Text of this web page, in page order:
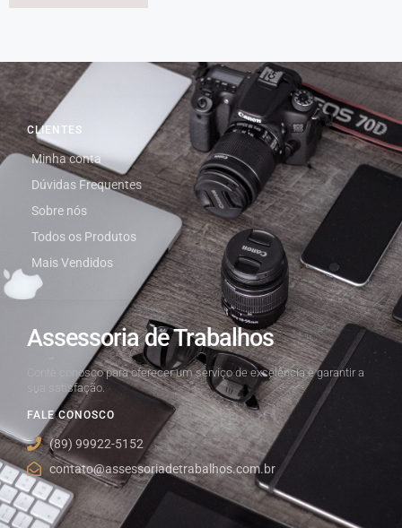
Assessoria de Trabalhos
Conte conosco para oferecer um serviço de excelência e garantir a
sua satisfação.
FALE CONOSCO
(89) 99922-5152
contato@assessoriadetrabalhos.com.br
CLIENTES
Minha conta
Dúvidas Frequentes
Sobre nós
Todos os Produtos
Mais Vendidos